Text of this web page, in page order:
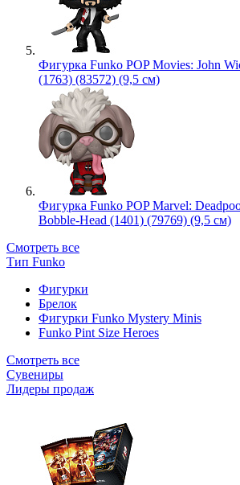
Фигурка Funko POP Movies: John
(1763) (83572) (9,5 см)
Фигурка Funko POP Marvel:
Bobble-Head (1401) (79769) (9,5 см)
Смотреть все
Тип Funko
Фигурки
Брелок
Фигурки Funko Mystery Minis
Funko Pint Size Heroes
Смотреть все
Сувениры
Лидеры продаж